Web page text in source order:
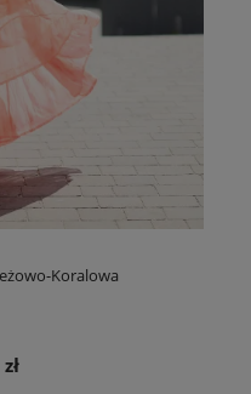
Koralowa